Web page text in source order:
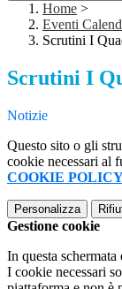
Home >
Eventi
Scrutini I
Scrutini I
Notizie
Questo sito o gli
cookie necessari al
COOKIE
Personalizza
Gestione cookie
In questa
I cookie necessari